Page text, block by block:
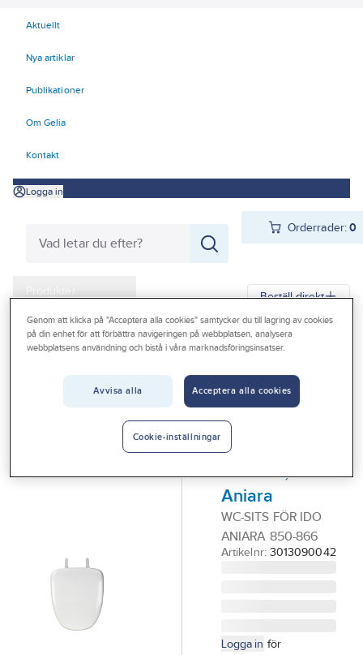
Aktuellt
Nya artiklar
Publikationer
Om Gelia
Kontakt
Logga in
Orderrader:0
Produkter
Kampanjer
Outlet
Beställ direkt
Gelia Produkter Gelia VVS Sanitetporslin WC-sits
mjuksits,
ställbart
avstånd, IDO
Aniara
WC-SITS FÖR IDO
ANIARA 850-866
Artikelnr: 3013090042
Logga in för
Genom att klicka på "Acceptera alla cookies" samtycker du till lagring av cookies
på din enhet för att förbättra navigeringen på webbplatsen, analysera
webbplatsens användning och bistå i våra marknadsföringsinsatser.
Avvisa alla Acceptera alla cookies
Cookie-inställningar